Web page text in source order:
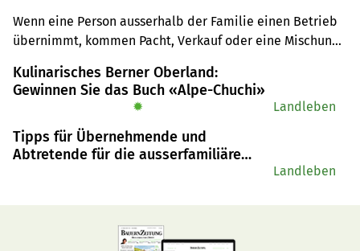
Wenn eine Person ausserhalb der Familie einen Betrieb
übernimmt, kommen Pacht, Verkauf oder eine Mischung
Kulinarisches Berner Oberland:
Gewinnen Sie das Buch «Alpe-Chuchi»
✹ Landleben
Tipps für Übernehmende und
Abtretende für die ausserfamiliäre
Landleben